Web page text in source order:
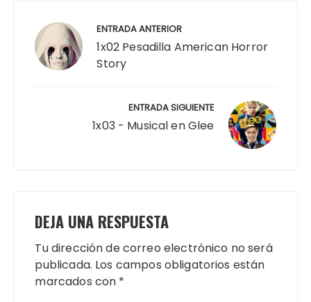
entradas
ENTRADA ANTERIOR
1x02 Pesadilla American Horror
Story
ENTRADA SIGUIENTE
1x03 - Musical en Glee
DEJA UNA RESPUESTA
Tu dirección de correo electrónico no será
publicada. Los campos obligatorios están
marcados con *